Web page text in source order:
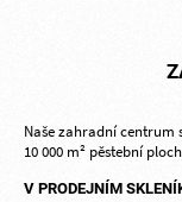
Naše zahradní centrum
10 000 m² pěstební
V PRODEJNÍM